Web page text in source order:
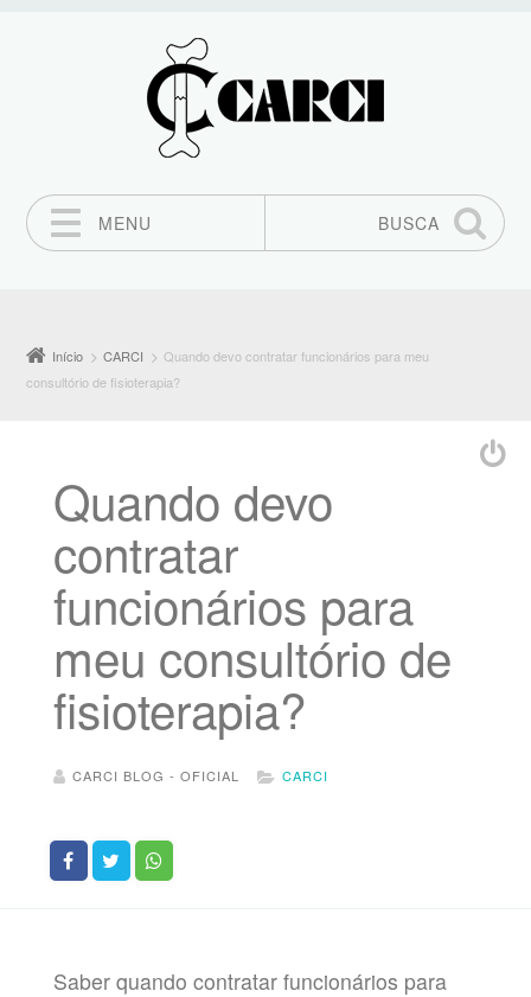
MENU
BUSCA
Início CARCI
Quando devo contratar funcionários para meu
consultório de fisioterapia?
Quando devo
contratar
funcionários para
meu consultório de
fisioterapia?
CARCI BLOG - OFICIAL CARCI
Saber quando contratar funcionários para